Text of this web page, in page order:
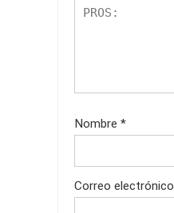
Nombre *
Correo electrónico